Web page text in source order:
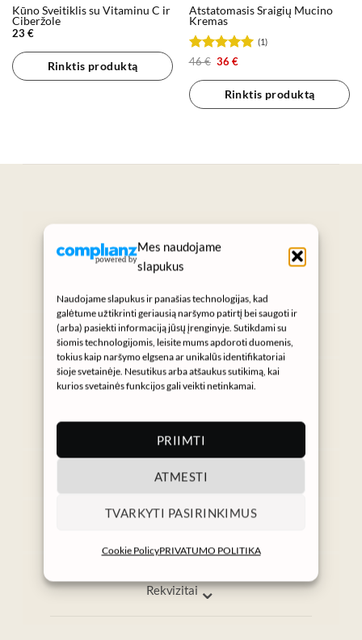
Mes naudojame
slapukus
Naudojame slapukus ir panašias technologijas, kad
galėtume užtikrinti geriausią naršymo patirtį bei saugoti ir
(arba) pasiekti informaciją jūsų įrenginyje. Sutikdami su
šiomis technologijomis, leisite mums apdoroti duomenis,
tokius kaip naršymo elgsena ar unikalūs identifikatoriai
šioje svetainėje. Nesutikus arba atšaukus sutikimą, kai
kurios svetainės funkcijos gali veikti netinkamai.
PRIIMTI
ATMESTI
TVARKYTI PASIRINKIMUS
Cookie PolicyPRIVATUMO POLITIKA
Kūno Šveitiklis su Vitaminu C ir
Ciberžole
23 €
Rinktis produktą
Atstatomasis Sraigių Mucino
Kremas
Įvertinimas:
(1)
46€ Original
was:
46 €.
36 €Current
is:
36 €.
Rinktis produktą
SUKURTA KASDIENIAMS GROŽIO
RITUALAMS
Instagram
Gaukite NURA naujienas
Informacija⌄
Rekvizitai⌄